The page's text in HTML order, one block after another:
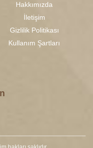
Hakkımızda
İletişim
Gizlilik Politikası
Kullanım Şartları